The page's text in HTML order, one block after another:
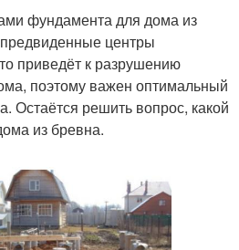
фундамента для дома из
центры
приведёт к разрушению
поэтому важен оптимальный
Остаётся решить вопрос, какой
из бревна.